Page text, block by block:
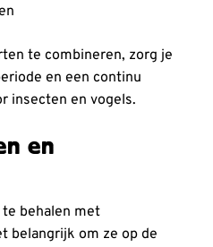
te combineren, zorg je
en een continu
insecten en vogels.
en
behalen met
belangrijk om ze op de